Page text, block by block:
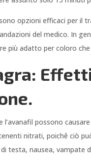
opzioni efficaci per
del medico. In
più adatto per coloro
l’avanafil possono
nitrati, poichê ciò
testa, nausea, vampate